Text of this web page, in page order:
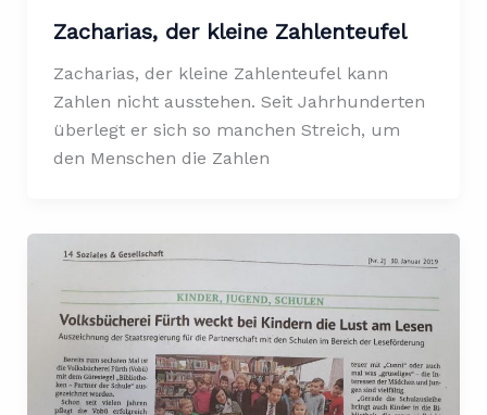
Zacharias, der kleine Zahlenteufel
Zacharias, der kleine Zahlenteufel kann
Zahlen nicht ausstehen. Seit Jahrhunderten
überlegt er sich so manchen Streich, um
den Menschen die Zahlen